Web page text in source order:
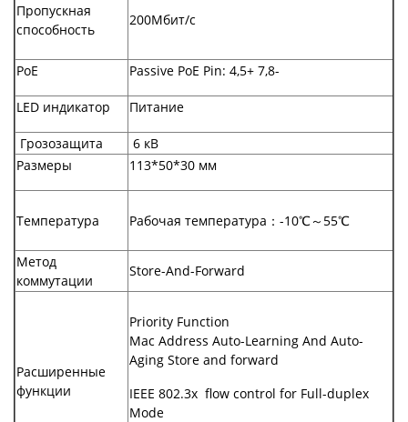
Пропускная
способность
200Мбит/с
PoE Passive PoE Pin: 4,5+ 7,8-
LED индикатор Питание
Грозозащита
6 кВ
Размеры
113*50*30 мм
Температура Рабочая температура：-10℃～55℃
Метод
коммутации
Store-And-Forward
Расширенные
функции
Priority Function
Mac Address Auto-Learning And Auto-
Aging Store and forward
IEEE 802.3x flow control for Full-duplex
Mode